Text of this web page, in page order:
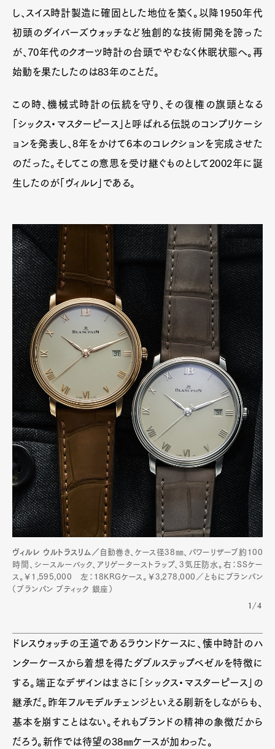
GourmetCars
Pen Meet
Pen international Pen tw
し、スイス時計製造に確固とした地位を築く。以降1950年代
初頭のダイバーズウォッチなど独創的な技術開発を誇った
が、70年代のクオーツ時計の台頭でやむなく休眠状態へ。再
始動を果たしたのは83年のことだ。
この時、機械式時計の伝統を守り、その復権の旗頭となる
「シックス・マスターピース」と呼ばれる伝説のコンプリケーシ
ョンを発表し、8年をかけて6本のコレクションを完成させた
のだった。そしてこの意思を受け継ぐものとして2002年に誕
生したのが「ヴィルレ」である。
ヴィルレ ウルトラスリム／ 自動巻き、ケース径38㎜、パワーリザーブ約100
時間、シースルーバック、アリゲーターストラップ、3気圧防水。右：SSケー
ス。￥1,595,000 左：18KRGケース。￥3,278,000／ともにブランパン
（ブランパン ブティック 銀座）
1/4
ドレスウォッチの王道であるラウンドケースに、懐中時計のハ
ンターケースから着想を得たダブルステップベゼルを特徴に
する。端正なデザインはまさに「シックス・マスターピース」の
継承だ。昨年フルモデルチェンジといえる刷新をしながらも、
基本を崩すことはない。それもブランドの精神の象徴だから
だろう。新作では待望の38㎜ケースが加わった。